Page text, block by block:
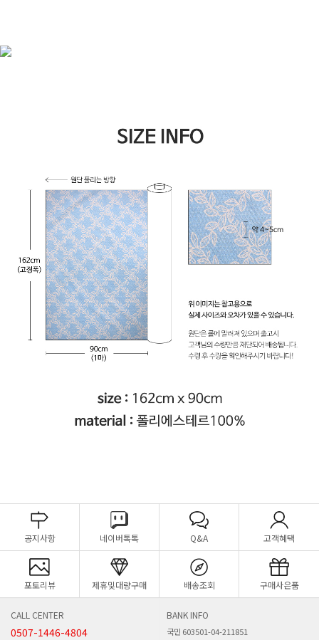
공지사항 네이버톡톡 Q&A 고객혜택
포토리뷰 제휴및대량구매 배송조회 구매사은품
CALL CENTER
0507-1446-4804
BANK INFO
국민 603501-04-211851